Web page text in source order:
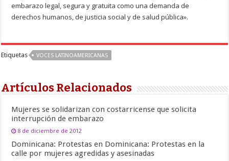
embarazo legal, segura y gratuita como una demanda de
derechos humanos, de justicia social y de salud pública».
Etiquetas VOCES LATINOAMERICANAS
Artículos Relacionados
Mujeres se solidarizan con costarricense que solicita
interrupción de embarazo
8 de diciembre de 2012
Dominicana: Protestas en Dominicana: Protestas en la
calle por mujeres agredidas y asesinadas